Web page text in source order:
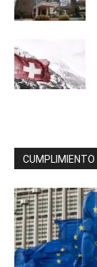
CUMPLIMIENTO